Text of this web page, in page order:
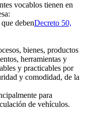
vocablos tienen en
debenDecreto 50,
bienes, productos
herramientas y
y practicables por
y comodidad, de la
para
de vehículos.